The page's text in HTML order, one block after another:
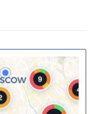
циклон Niksala: что
предлагает
комендантского
штрафовать и
о наказаниях для